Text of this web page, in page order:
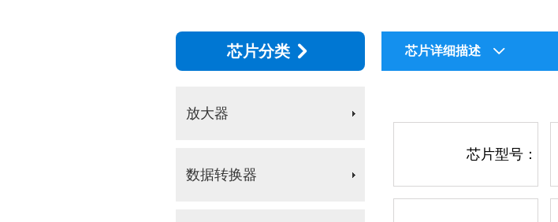
芯片分类
放大器
数据转换器
芯片详细描述
芯片型号：